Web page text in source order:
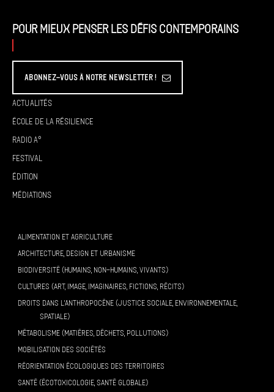
Pour mieux penser les défis contemporains
Abonnez-vous à Notre Newsletter !
Actualités
École de la résilience
Radio A°
Festival
Édition
Médiations
ALIMENTATION ET AGRICULTURE
ARCHITECTURE, DESIGN ET URBANISME
BIODIVERSITÉ (HUMAINS, NON-HUMAINS, VIVANTS)
CULTURES (ART, IMAGE, IMAGINAIRES, FICTIONS, RÉCITS)
DROITS DANS L’ANTHROPOCÈNE (JUSTICE SOCIALE, ENVIRONNEMENTALE,
SPATIALE)
MÉTABOLISME (MATIÈRES, DÉCHETS, POLLUTIONS)
MOBILISATION DES SOCIÉTÉS
RÉORIENTATION ÉCOLOGIQUES DES TERRITOIRES
SANTÉ (ÉCOTOXICOLOGIE, SANTÉ GLOBALE)